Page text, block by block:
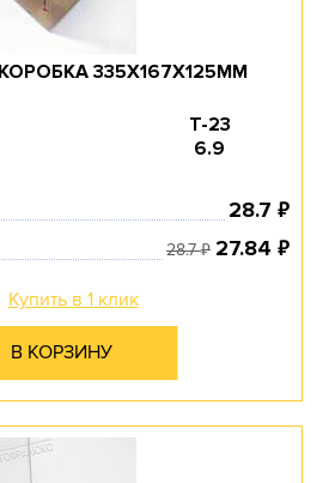
335Х167Х125ММ
Т-23
6.9
28.7 ₽
28.7₽ 27.84 ₽
Купить в 1 клик
В КОРЗИНУ